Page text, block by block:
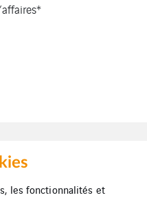
les fonctionnalités et